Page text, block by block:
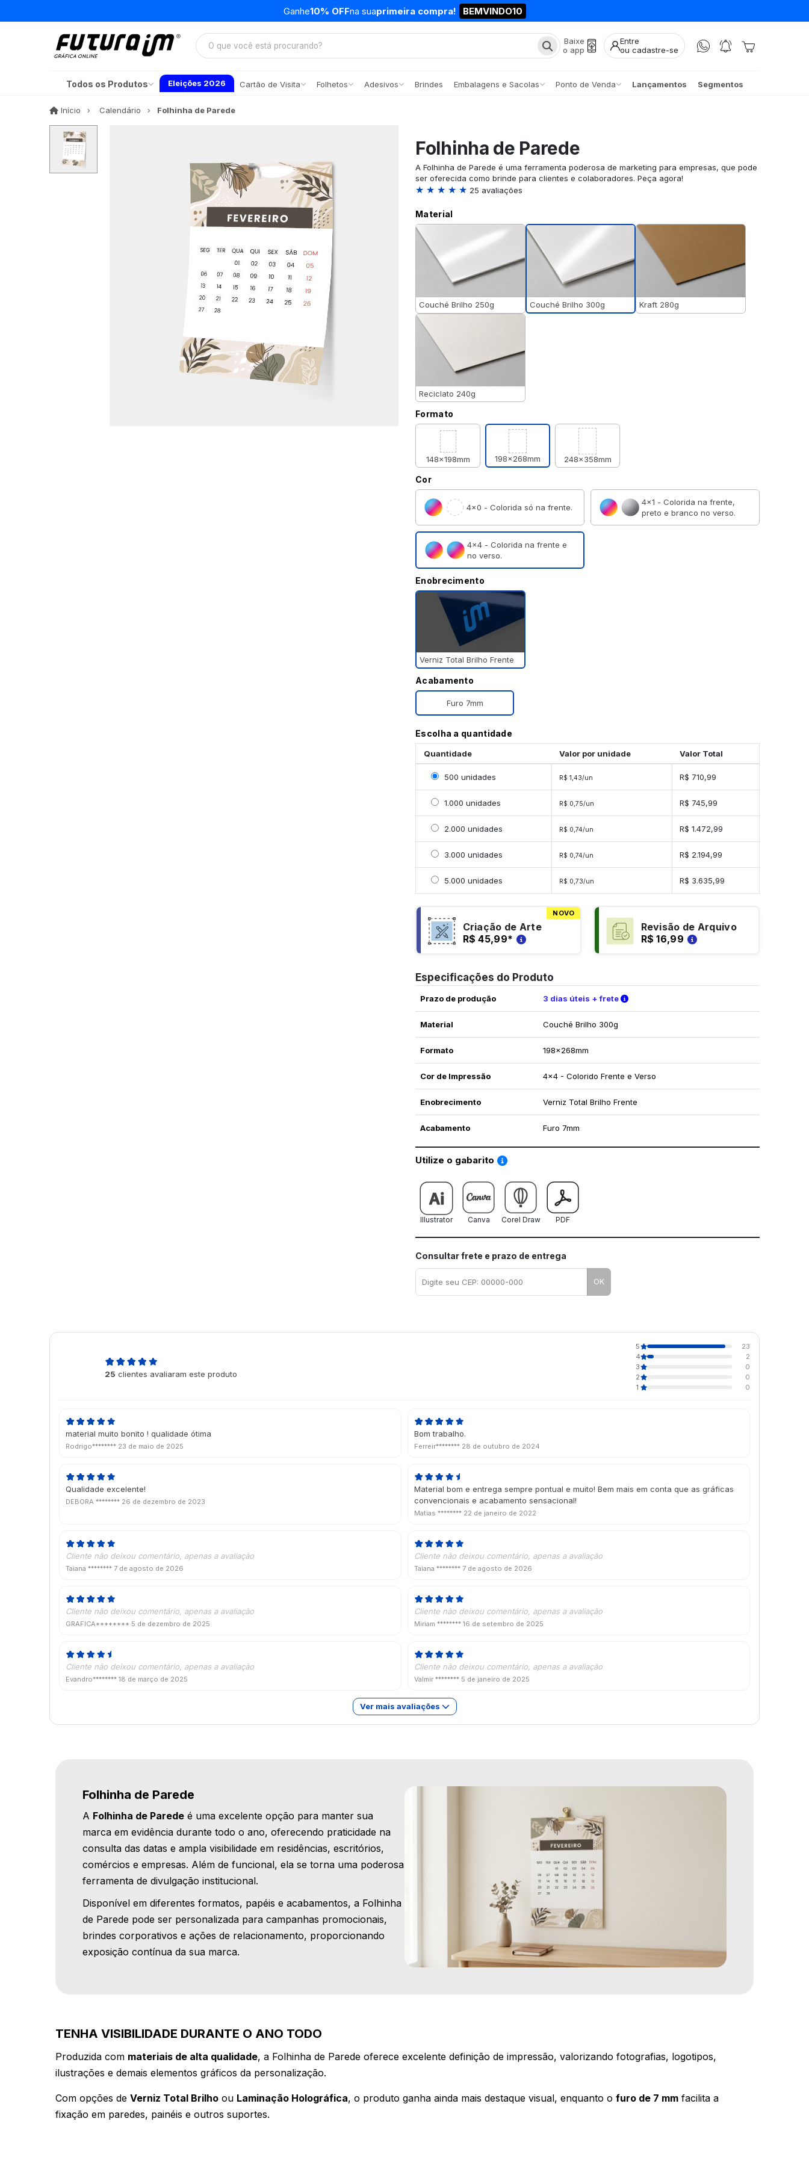
Ganhe10% OFFna suaprimeira compra! BEMVINDO10
Baixe
o app
Entre
ou cadastre-se
Todos os Produtos Eleições 2026 Cartão de Visita Folhetos Adesivos Brindes Embalagens e Sacolas Ponto de Venda Lançamentos Segmentos
Início InícioCalendário Folhinha de Parede
Folhinha de Parede
A Folhinha de Parede é uma ferramenta poderosa de marketing para empresas, que pode
ser oferecida como brinde para clientes e colaboradores. Peça agora!
★ ★ ★ ★ ★ 25 avaliações
Material
Couché Brilho 250g Couché Brilho 300g Kraft 280g
Reciclato 240g
Formato
148x198mm 198x268mm 248x358mm
Cor
4×0 - Colorida só na frente.
4×1 - Colorida na frente,
preto e branco no verso.
4×4 - Colorida na frente e
no verso.
Enobrecimento
Verniz Total Brilho Frente
Acabamento
Furo 7mm
Escolha a quantidade
Quantidade Valor por unidade Valor Total
Selecionar 500 unidades
500 unidades R$ 1,43/un R$ 710,99
Selecionar 1000 unidades
1.000 unidades R$ 0,75/un R$ 745,99
Selecionar 2000 unidades
2.000 unidades R$ 0,74/un R$ 1.472,99
Selecionar 3000 unidades
3.000 unidades R$ 0,74/un R$ 2.194,99
Selecionar 5000 unidades
5.000 unidades R$ 0,73/un R$ 3.635,99
NOVO
Criação de Arte
R$ 45,99*
Revisão de Arquivo
R$ 16,99
Especificações do Produto
Prazo de produção 3 dias úteis + frete Verifique as condições de entrega
Material Couché Brilho 300g
Formato 198x268mm
Cor de Impressão 4x4 - Colorido Frente e Verso
Enobrecimento Verniz Total Brilho Frente
Acabamento Furo 7mm
Utilize o gabarito Saiba como utilizar os nossos gabaritos
Illustrator Canva Corel Draw PDF
Consultar frete e prazo de entrega
OK
25 clientes avaliaram este produto
5
23
4
2
3
0
2
0
1
0
material muito bonito ! qualidade ótima
Rodrigo******** 23 de maio de 2025
Bom trabalho.
Ferreir******** 28 de outubro de 2024
Qualidade excelente!
DEBORA ******** 26 de dezembro de 2023
Material bom e entrega sempre pontual e muito! Bem mais em conta que as gráficas
convencionais e acabamento sensacional!
Matias ******** 22 de janeiro de 2022
Cliente não deixou comentário, apenas a avaliação
Taiana ******** 7 de agosto de 2026
Cliente não deixou comentário, apenas a avaliação
Taiana ******** 7 de agosto de 2026
Cliente não deixou comentário, apenas a avaliação
GRAFICA******** 5 de dezembro de 2025
Cliente não deixou comentário, apenas a avaliação
Miriam ******** 16 de setembro de 2025
Cliente não deixou comentário, apenas a avaliação
Evandro******** 18 de março de 2025
Cliente não deixou comentário, apenas a avaliação
Valmir ******** 5 de janeiro de 2025
Ver mais avaliações
Folhinha de Parede
A Folhinha de Parede é uma excelente opção para manter sua
marca em evidência durante todo o ano, oferecendo praticidade na
consulta das datas e ampla visibilidade em residências, escritórios,
comércios e empresas. Além de funcional, ela se torna uma poderosa
ferramenta de divulgação institucional.
Disponível em diferentes formatos, papéis e acabamentos, a Folhinha
de Parede pode ser personalizada para campanhas promocionais,
brindes corporativos e ações de relacionamento, proporcionando
exposição contínua da sua marca.
TENHA VISIBILIDADE DURANTE O ANO TODO
Produzida com materiais de alta qualidade, a Folhinha de Parede oferece excelente definição de impressão, valorizando fotografias, logotipos,
ilustrações e demais elementos gráficos da personalização.
Com opções de Verniz Total Brilho ou Laminação Holográfica, o produto ganha ainda mais destaque visual, enquanto o furo de 7 mm facilita a
fixação em paredes, painéis e outros suportes.